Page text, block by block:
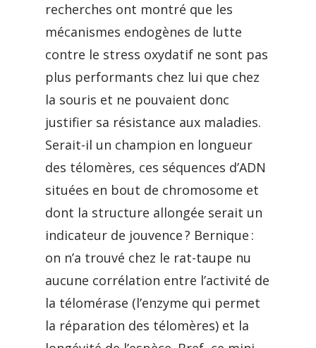
recherches ont montré que les
mécanismes endogènes de lutte
contre le stress oxydatif ne sont pas
plus performants chez lui que chez
la souris et ne pouvaient donc
justifier sa résistance aux maladies.
Serait-il un champion en longueur
des télomères, ces séquences d’ADN
situées en bout de chromosome et
dont la structure allongée serait un
indicateur de jouvence ? Bernique :
on n’a trouvé chez le rat-taupe nu
aucune corrélation entre l’activité de
la télomérase (l’enzyme qui permet
la réparation des télomères) et la